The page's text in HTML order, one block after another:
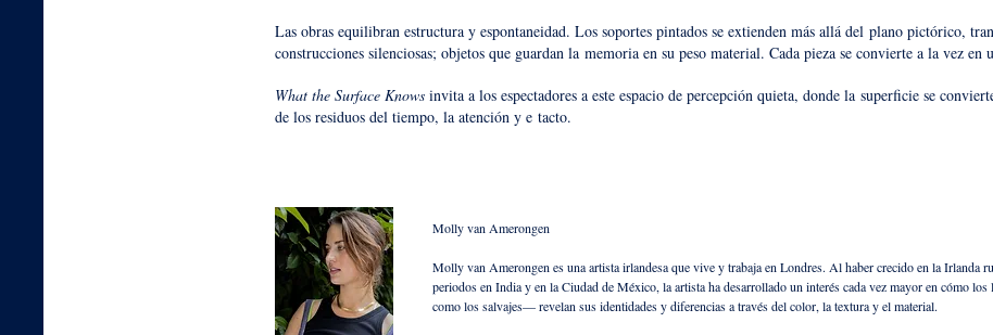
Las obras equilibran estructura y espontaneidad. Los soportes pintados se extienden más allá del plano pictórico,
construcciones silenciosas; objetos que guardan la memoria en su peso material. Cada pieza se convierte a la vez en
What the Surface Knows invita a los espectadores a este espacio de percepción quieta, donde la superficie se
de los residuos del tiempo, la atención y e tacto.
Molly van Amerongen​
Molly van Amerongen es una artista irlandesa que vive y trabaja en Londres. Al haber crecido en la Irlanda
periodos en India y en la Ciudad de México, la artista ha desarrollado un interés cada vez mayor en cómo
como los salvajes— revelan sus identidades y diferencias a través del color, la textura y el material.